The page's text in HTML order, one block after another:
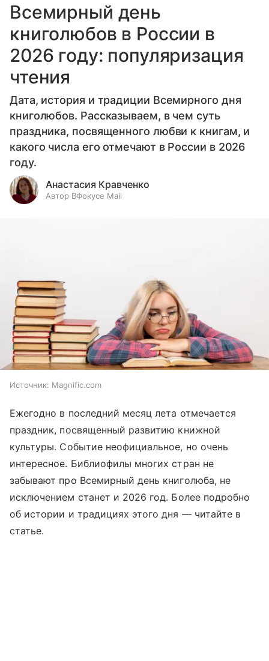
Всемирный день
книголюбов в России в
2026 году: популяризация
чтения
Дата, история и традиции Всемирного дня
книголюбов. Рассказываем, в чем суть
праздника, посвященного любви к книгам, и
какого числа его отмечают в России в 2026
году.
Анастасия Кравченко
Автор ВФокусе Mail
Источник: Magnific.com
Ежегодно в последний месяц лета отмечается
праздник, посвященный развитию книжной
культуры. Событие неофициальное, но очень
интересное. Библиофилы многих стран не
забывают про Всемирный день книголюба, не
исключением станет и 2026 год. Более подробно
об истории и традициях этого дня — читайте в
статье.